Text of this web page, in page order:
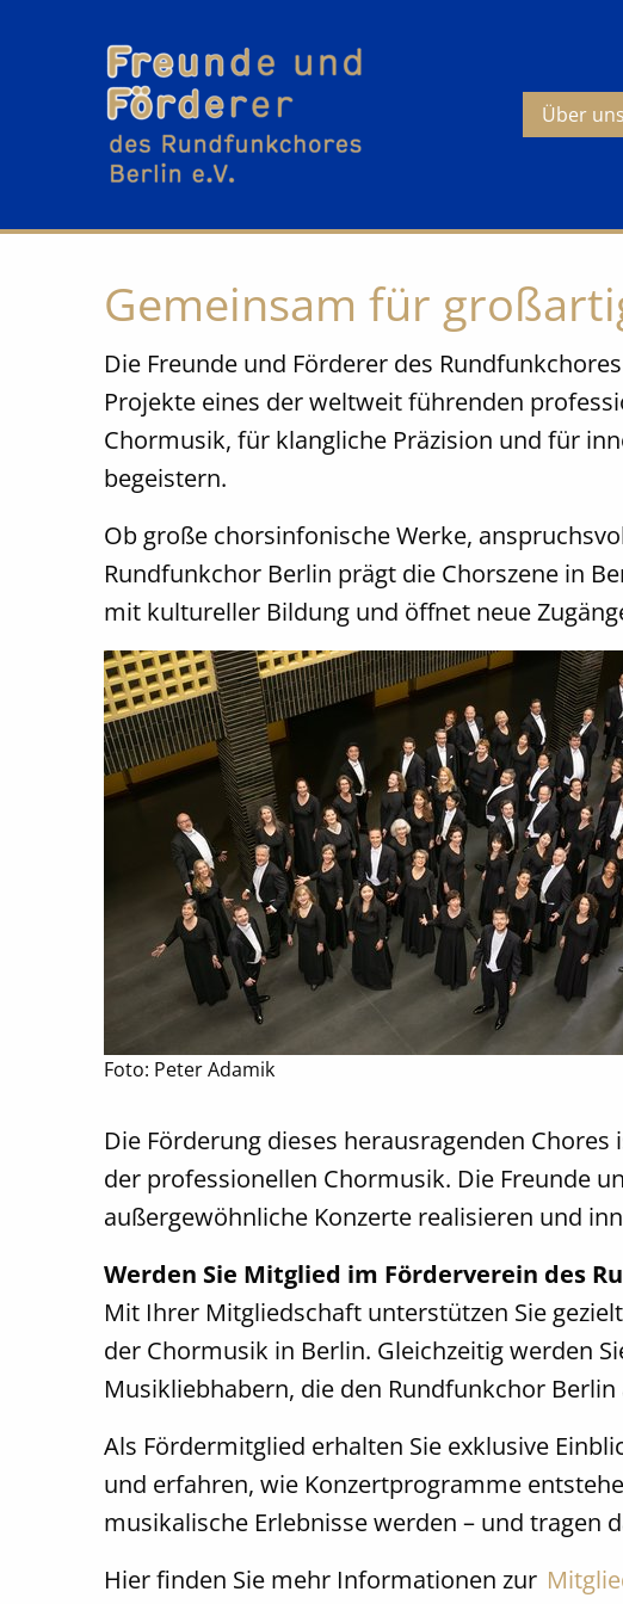
Über uns
Gemeinsam für
Die Freunde und Förderer des
Projekte eines der weltweit führenden
Chormusik, für klangliche Präzision und für
begeistern.
Ob große chorsinfonische Werke,
Rundfunkchor Berlin prägt die Chorszene in
mit kultureller Bildung und öffnet neue
Foto: Peter Adamik
Die Förderung dieses herausragenden
der professionellen Chormusik. Die Freunde
außergewöhnliche Konzerte realisieren und
Werden Sie Mitglied im Förderverein des
Mit Ihrer Mitgliedschaft unterstützen Sie
der Chormusik in Berlin. Gleichzeitig werden
Musikliebhabern, die den Rundfunkchor
Als Fördermitglied erhalten Sie exklusive
und erfahren, wie Konzertprogramme
musikalische Erlebnisse werden – und tragen
Hier finden Sie mehr Informationen zur